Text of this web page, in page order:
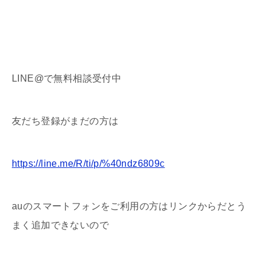
LINE@で無料相談受付中
友だち登録がまだの方は
https://line.me/R/ti/p/%40ndz6809c
auのスマートフォンをご利用の方はリンクからだとう
まく追加できないので